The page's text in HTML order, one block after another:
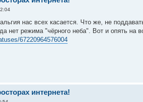
нас всех касается. Что же, не
нет режима "чёрного неба". Вот и опять на
67220964576004
интернета!